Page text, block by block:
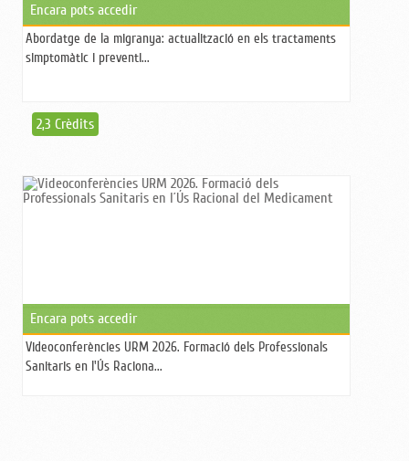
Encara pots accedir
Abordatge de la migranya: actualització en els tractaments
simptomàtic i preventi...
2,3 Crèdits
Encara pots accedir
Videoconferències URM 2026. Formació dels Professionals
Sanitaris en l'Ús Raciona...